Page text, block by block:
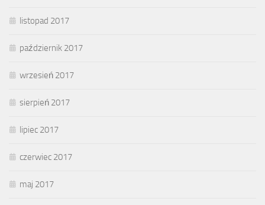
listopad 2017
październik 2017
wrzesień 2017
sierpień 2017
lipiec 2017
czerwiec 2017
maj 2017